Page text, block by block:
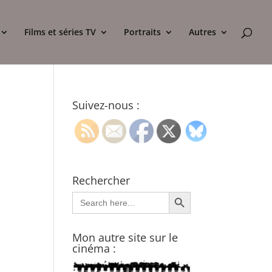
Films et séries TV Portraits Autres
Suivez-nous :
Rechercher
Search
for:
Search Button
Mon autre site sur le
cinéma :